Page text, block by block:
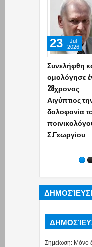
Συνελήφθη
ομολόγησε
28χρονος
Αιγύπτιος
δολοφονία
Σ.Γεωργίου
23
Jul
2026
Σημείωση: Μόνο